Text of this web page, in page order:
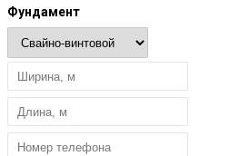
Фундамент